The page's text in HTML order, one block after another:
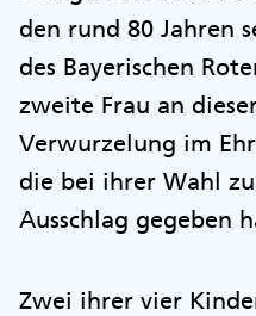
den rund 80 Jahren
des Bayerischen
zweite Frau an
Verwurzelung im
die bei ihrer Wahl
Ausschlag gegeben
Zwei ihrer vier